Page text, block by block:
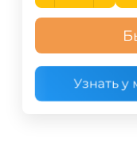
Узнать у